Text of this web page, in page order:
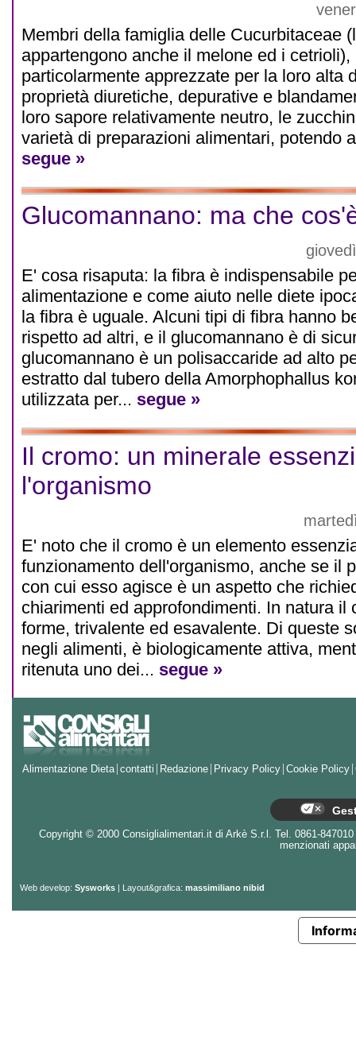
Membri della famiglia delle Cucurbitaceae
appartengono anche il melone ed i
particolarmente apprezzate per la loro alta
proprietà diuretiche, depurative e
loro sapore relativamente neutro, le
varietà di preparazioni alimentari, potendo
segue »
Glucomannano: ma che
E' cosa risaputa: la fibra è indispensabile
alimentazione e come aiuto nelle diete
la fibra è uguale. Alcuni tipi di fibra hanno
rispetto ad altri, e il glucomannano è di
glucomannano è un polisaccaride ad alto
estratto dal tubero della Amorphophallus
utilizzata per... segue »
Il cromo: un minerale
l'organismo
E' noto che il cromo è un elemento
funzionamento dell'organismo, anche se il
con cui esso agisce è un aspetto che
chiarimenti ed approfondimenti. In natura il
forme, trivalente ed esavalente. Di queste
negli alimenti, è biologicamente attiva,
ritenuta uno dei... segue »
Alimentazione Dieta contatti Redazione Privacy Policy Cookie Policy
Copyright © 2000 Consiglialimentari.it di Arkè S.r.l. Tel. 0861-
menzionati
Web develop: Sysworks | Layout&grafica: massimiliano nibid